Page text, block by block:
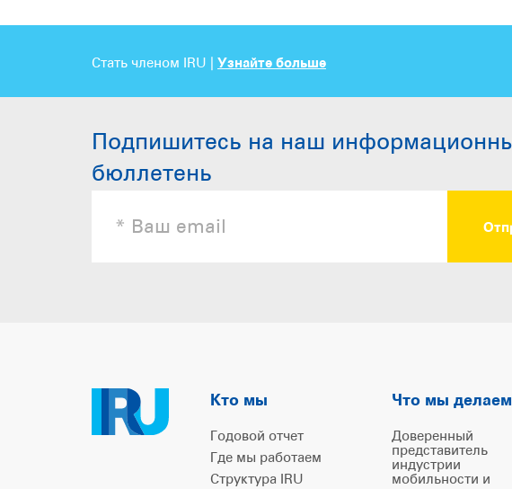
Стать членом IRU | Узнайте больше
Подпишитесь на наш
бюллетень
Кто мы
Годовой отчет
Где мы работаем
Структура IRU
Что мы делаем
Доверенный
представитель
индустрии
мобильности и